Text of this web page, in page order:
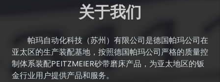
关于我们
帕玛自动化科技（苏州）有限公司是德国帕玛公司在
亚太区的生产装配基地，按照德国帕玛公司严格的质量控
制体系装配PEITZMEIER砂带磨床产品，为亚太地区的钣
金行业用户提供产品和服务。